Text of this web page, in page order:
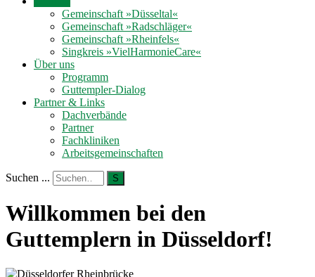
Gemeinschaft »Düsseltal«
Gemeinschaft »Radschläger«
Gemeinschaft »Rheinfels«
Singkreis »VielHarmonieCare«
Über uns
Programm
Guttempler-Dialog
Partner & Links
Dachverbände
Partner
Fachkliniken
Arbeitsgemeinschaften
Suchen ... S
Willkommen bei den
Guttemplern in Düsseldorf!